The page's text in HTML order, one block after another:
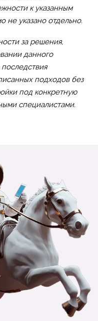
к указанным
не указано отдельно.
за решения,
данного
подходов без
под конкретную
специалистами.